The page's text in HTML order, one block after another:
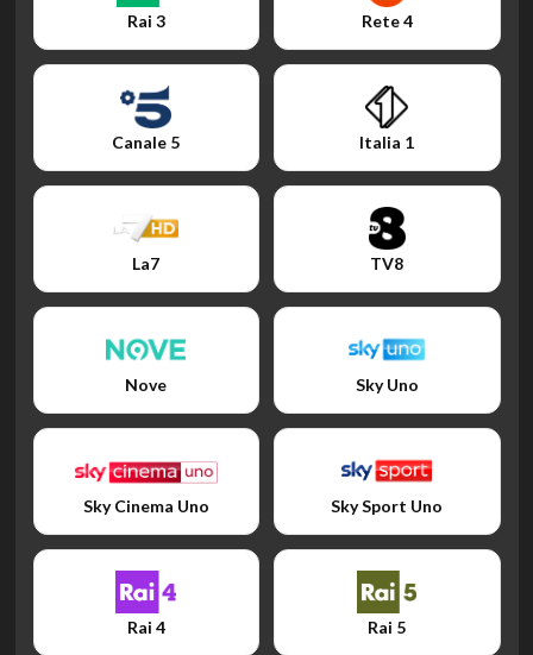
Rai 3 Rete 4
Canale 5 Italia 1
La7 TV8
Nove Sky Uno
Sky Cinema Uno Sky Sport Uno
Rai 4 Rai 5